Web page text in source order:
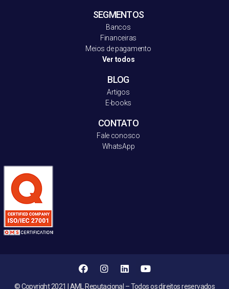
SEGMENTOS
Bancos
Financeiras
Meios de pagamento
Ver todos
BLOG
Artigos
E-books
CONTATO
Fale conosco
WhatsApp
© Copyright 2021 | AML Reputacional – Todos os direitos reservados